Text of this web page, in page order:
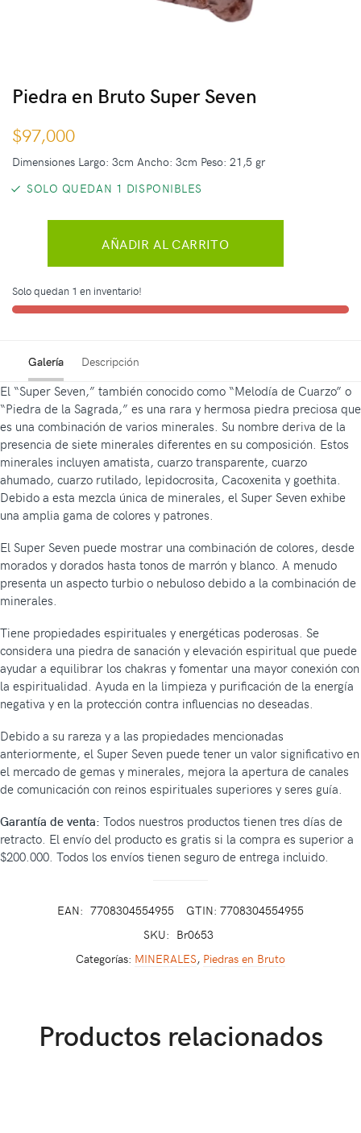
Piedra en Bruto Super Seven
$97,000
Dimensiones Largo: 3cm Ancho: 3cm Peso: 21,5 gr
SOLO QUEDAN 1 DISPONIBLES
AÑADIR AL CARRITO
Solo quedan 1 en inventario!
Galería Descripción
El “Super Seven,” también conocido como “Melodía de Cuarzo” o
“Piedra de la Sagrada,” es una rara y hermosa piedra preciosa que
es una combinación de varios minerales. Su nombre deriva de la
presencia de siete minerales diferentes en su composición. Estos
minerales incluyen amatista, cuarzo transparente, cuarzo
ahumado, cuarzo rutilado, lepidocrosita, Cacoxenita y goethita.
Debido a esta mezcla única de minerales, el Super Seven exhibe
una amplia gama de colores y patrones.
El Super Seven puede mostrar una combinación de colores, desde
morados y dorados hasta tonos de marrón y blanco. A menudo
presenta un aspecto turbio o nebuloso debido a la combinación de
minerales.
Tiene propiedades espirituales y energéticas poderosas. Se
considera una piedra de sanación y elevación espiritual que puede
ayudar a equilibrar los chakras y fomentar una mayor conexión con
la espiritualidad. Ayuda en la limpieza y purificación de la energía
negativa y en la protección contra influencias no deseadas.
Debido a su rareza y a las propiedades mencionadas
anteriormente, el Super Seven puede tener un valor significativo en
el mercado de gemas y minerales, mejora la apertura de canales
de comunicación con reinos espirituales superiores y seres guía.
Garantía de venta: Todos nuestros productos tienen tres días de
retracto. El envío del producto es gratis si la compra es superior a
$200.000. Todos los envíos tienen seguro de entrega incluido.
EAN: 7708304554955
GTIN: 7708304554955
SKU: Br0653
Categorías: MINERALES, Piedras en Bruto
Productos relacionados